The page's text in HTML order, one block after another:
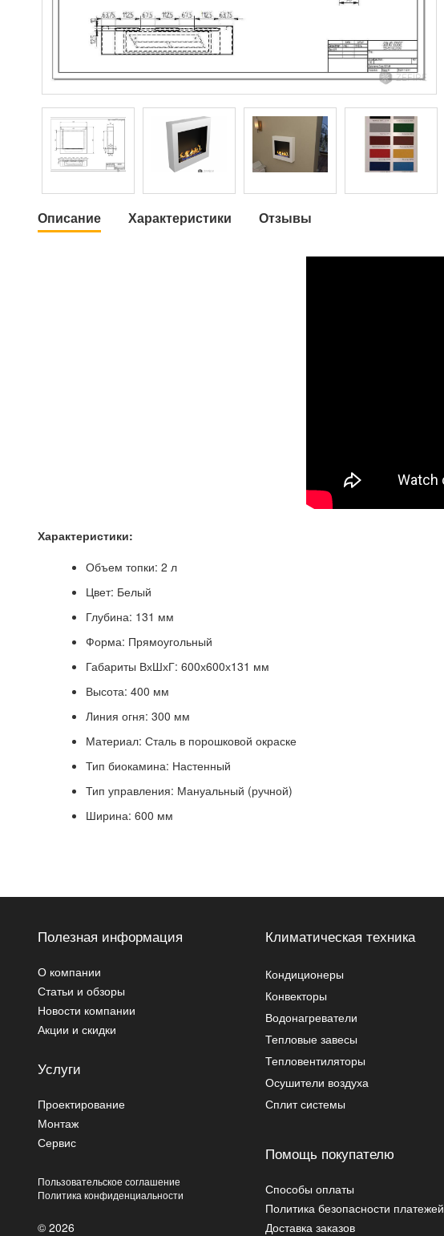
Описание Характеристики Отзывы
Характеристики:
Объем топки: 2 л
Цвет: Белый
Глубина: 131 мм
Форма: Прямоугольный
Габариты ВхШхГ: 600х600х131 мм
Высота: 400 мм
Линия огня: 300 мм
Материал: Сталь в порошковой окраске
Тип биокамина: Настенный
Тип управления: Мануальный (ручной)
Ширина: 600 мм
Полезная информация
О компании
Статьи и обзоры
Новости компании
Акции и скидки
Услуги
Проектирование
Монтаж
Сервис
Климатическая техника
Кондиционеры
Конвекторы
Водонагреватели
Тепловые завесы
Тепловентиляторы
Осушители воздуха
Сплит системы
Пользовательское соглашение
Политика конфиденциальности
© 2026
Помощь покупателю
Способы оплаты
Политика безопасности платежей
Доставка заказов